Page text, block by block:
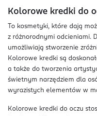
Kolorowe kredki do
To kosmetyki, które dają
z różnorodnymi odcieniami.
umożliwiają stworzenie
Kolorowe kredki są
a także do tworzenia
świetnym narzędziem dla
wyrazistych elementów w
Kolorowe kredki do oczu